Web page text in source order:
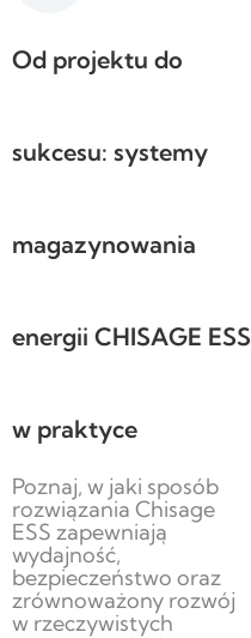
Od projektu do
sukcesu: systemy
magazynowania
energii CHISAGE ESS
w praktyce
Poznaj, w jaki sposób
rozwiązania Chisage
ESS zapewniają
wydajność,
bezpieczeństwo oraz
zrównoważony rozwój
w rzeczywistych